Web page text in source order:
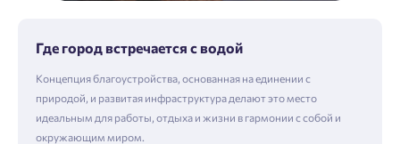
Где город встречается с водой
Концепция благоустройства, основанная на единении с
природой, и развитая инфраструктура делают это место
идеальным для работы, отдыха и жизни в гармонии с собой и
окружающим миром.